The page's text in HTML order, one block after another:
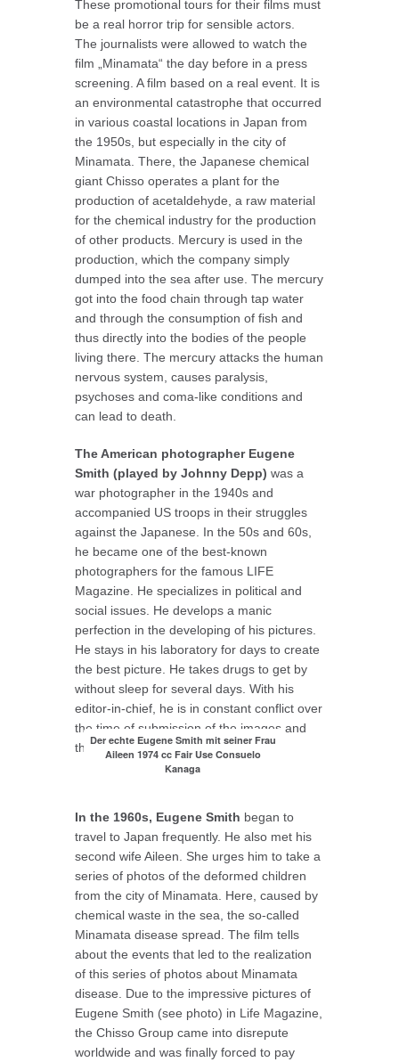
These promotional tours for their films must
be a real horror trip for sensible actors.
The journalists were allowed to watch the
film „Minamata“ the day before in a press
screening. A film based on a real event. It is
an environmental catastrophe that occurred
in various coastal locations in Japan from
the 1950s, but especially in the city of
Minamata. There, the Japanese chemical
giant Chisso operates a plant for the
production of acetaldehyde, a raw material
for the chemical industry for the production
of other products. Mercury is used in the
production, which the company simply
dumped into the sea after use. The mercury
got into the food chain through tap water
and through the consumption of fish and
thus directly into the bodies of the people
living there. The mercury attacks the human
nervous system, causes paralysis,
psychoses and coma-like conditions and
can lead to death.
The American photographer Eugene
Smith (played by Johnny Depp) was a
war photographer in the 1940s and
accompanied US troops in their struggles
against the Japanese. In the 50s and 60s,
he became one of the best-known
photographers for the famous LIFE
Magazine. He specializes in political and
social issues. He develops a manic
perfection in the developing of his pictures.
He stays in his laboratory for days to create
the best picture. He takes drugs to get by
without sleep for several days. With his
editor-in-chief, he is in constant conflict over
the time of submission of the images and
the quality of the print.
Der echte Eugene Smith mit seiner Frau
Aileen 1974 cc Fair Use Consuelo
Kanaga
In the 1960s, Eugene Smith began to
travel to Japan frequently. He also met his
second wife Aileen. She urges him to take a
series of photos of the deformed children
from the city of Minamata. Here, caused by
chemical waste in the sea, the so-called
Minamata disease spread. The film tells
about the events that led to the realization
of this series of photos about Minamata
disease. Due to the impressive pictures of
Eugene Smith (see photo) in Life Magazine,
the Chisso Group came into disrepute
worldwide and was finally forced to pay